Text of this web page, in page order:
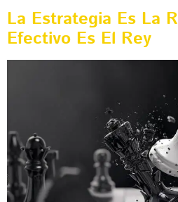
La Estrategia Es La
Efectivo Es El Rey